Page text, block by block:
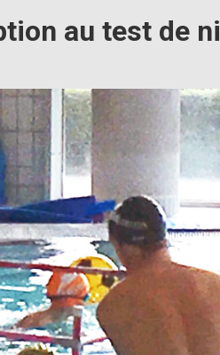
au test de